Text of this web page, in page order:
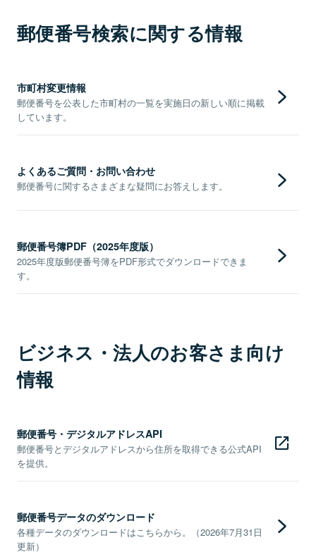
郵便番号検索に関する情報
市町村変更情報
郵便番号を公表した市町村の一覧を実施日の新しい順に掲載
しています。
よくあるご質問・お問い合わせ
郵便番号に関するさまざまな疑問にお答えします。
郵便番号簿PDF（2025年度版）
2025年度版郵便番号簿をPDF形式でダウンロードできま
す。
ビジネス・法人のお客さま向け
情報
郵便番号・デジタルアドレスAPI
郵便番号とデジタルアドレスから住所を取得できる公式API
を提供。
郵便番号データのダウンロード
各種データのダウンロードはこちらから。（2026年7月31日
更新）